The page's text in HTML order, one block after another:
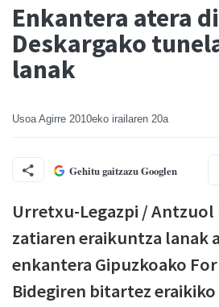
Enkantera atera
Deskargako
lanak
Usoa Agirre 2010eko irailaren 20a
Gehitu gaitzazu Googlen
Urretxu-Legazpi /
zatiaren eraikuntza lanak
enkantera Gipuzkoako
Bidegiren bitartez